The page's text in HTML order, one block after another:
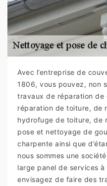
Avec l’entreprise de
1806, vous pouvez, non
travaux de réparation de
réparation de toiture, de
hydrofuge de toiture, de
pose et nettoyage de
charpente ainsi que
nous sommes une
large panel de services
envisagez de faire des